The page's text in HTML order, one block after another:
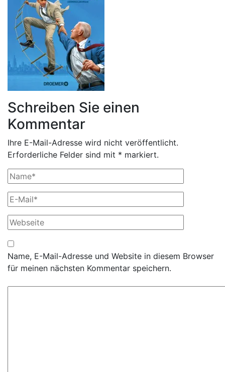
Schreiben Sie einen
Kommentar
Ihre E-Mail-Adresse wird nicht veröffentlicht.
Erforderliche Felder sind mit * markiert.
Name, E-Mail-Adresse und Website in diesem Browser
für meinen nächsten Kommentar speichern.